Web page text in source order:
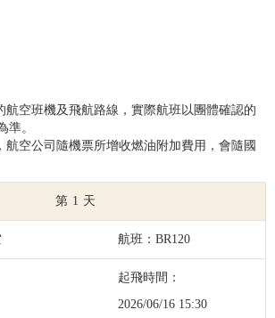
航空班機及飛航路線，實際航班以團體確認的
準。
空公司隨機票所增收燃油附加費用，會隨國
1
BR120
2026/06/16 15:30